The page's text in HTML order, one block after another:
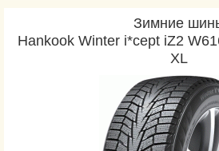
Зимние
Hankook Winter i*cept iZ2
XL